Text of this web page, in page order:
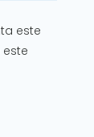
este